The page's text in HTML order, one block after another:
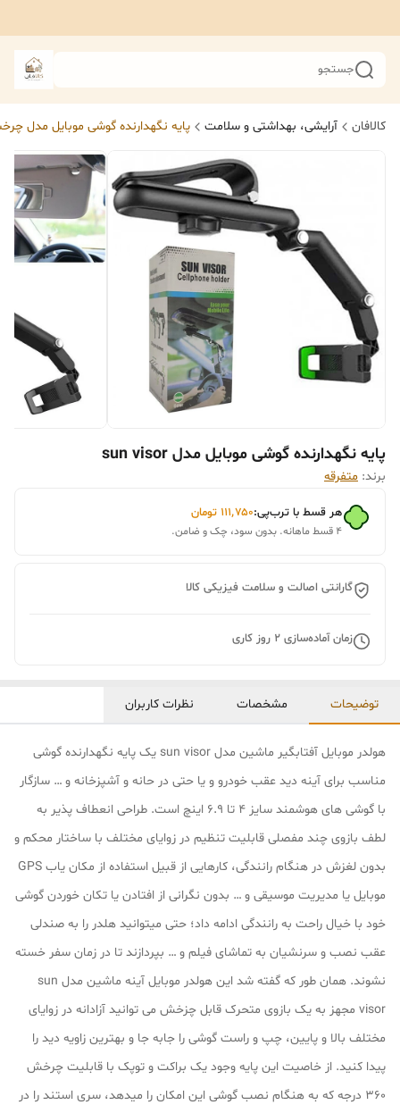
جستجو
کالافان آرایشی، بهداشتی و سلامت پایه نگهدارنده گوشی موبایل مدل
پایه نگهدارنده گوشی موبایل مدل sun visor
برند: متفرقه
هر قسط با ترب‌پی:۱۱۱٬۷۵۰ تومان
۴ قسط ماهانه. بدون سود، چک و ضامن.
گارانتی اصالت و سلامت فیزیکی کالا
زمان آماده‌سازی 2 روز کاری
توضیحات مشخصات نظرات کاربران
هولدر موبایل آفتابگیر ماشین مدل sun visor یک پایه نگهدارنده گوشی
مناسب برای آینه دید عقب خودرو و یا حتی در حانه و آشپزخانه و … سازگار
با گوشی های هوشمند سایز 4 تا 6.9 اینچ است. طراحی انعطاف پذیر به
لطف بازوی چند مفصلی قابلیت تنظیم در زوایای مختلف با ساختار محکم و
بدون لغزش در هنگام رانندگی، کارهایی از قبیل استفاده از مکان یاب GPS
موبایل یا مدیریت موسیقی و … بدون نگرانی از افتادن یا تکان خوردن گوشی
خود با خیال راحت به رانندگی ادامه داد؛ حتی میتوانید هلدر را به صندلی
عقب نصب و سرنشیان به تماشای فیلم و … بپردازند تا در زمان سفر خسته
نشوند. همان طور که گفته شد این هولدر موبایل آینه ماشین مدل sun
visor مجهز به یک بازوی متحرک قابل چزخش می توانید آزادانه در زوایای
مختلف بالا و پایین، چپ و راست گوشی را جابه جا و بهترین زاویه دید را
پیدا کنید. از خاصیت این پایه وجود یک براکت و توپک با قابلیت چرخش
360 درجه که به هنگام نصب گوشی این امکان را میدهد، سری استند را در